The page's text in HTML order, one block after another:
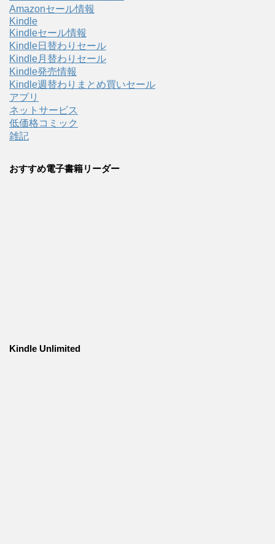
Amazonセール情報
Kindle
Kindleセール情報
Kindle日替わりセール
Kindle月替わりセール
Kindle発売情報
Kindle週替わりまとめ買いセール
アプリ
ネットサービス
低価格コミック
雑記
おすすめ電子書籍リーダー
Kindle Unlimited